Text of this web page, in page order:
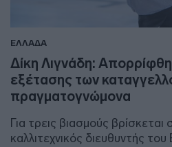
ΕΛΛΑΔΑ
Δίκη Λιγνάδη:
εξέτασης των
πραγματογνώμονα
Για τρεις βιασμούς
καλλιτεχνικός διευθυντής